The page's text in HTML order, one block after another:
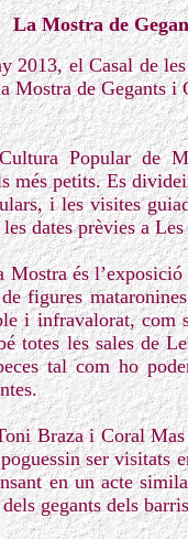
La Mostra de
2013, el Casal de
de Gegants i
Popular de
més petits. Es
i les visites
dates prèvies a Les
és
figures
i infravalorat, com
totes les sales de
tal com ho
Braza i Coral
ser visitats
en un acte
gegants dels